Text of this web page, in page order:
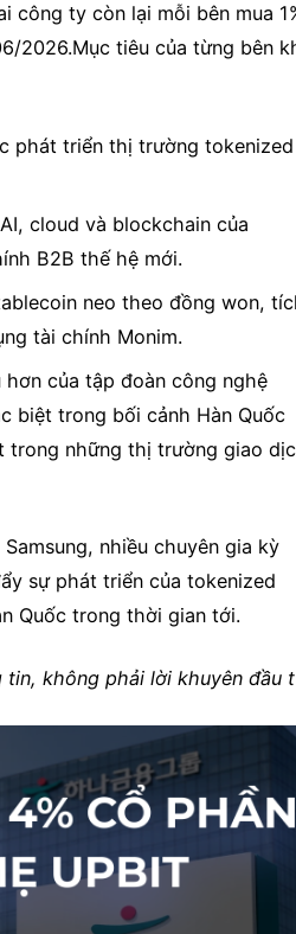
công ty còn lại mỗi bên mua
2026.Mục tiêu của từng bên
phát triển thị trường tokenized
cloud và blockchain của
B2B thế hệ mới.
neo theo đồng won,
tài chính Monim.
của tập đoàn công nghệ
biệt trong bối cảnh Hàn Quốc
trong những thị trường giao
nhiều chuyên gia kỳ
sự phát triển của tokenized
Quốc trong thời gian tới.
không phải lời khuyên đầu